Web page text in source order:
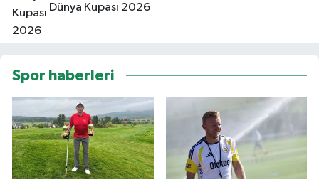
Dünya Kupası 2026
Spor haberleri